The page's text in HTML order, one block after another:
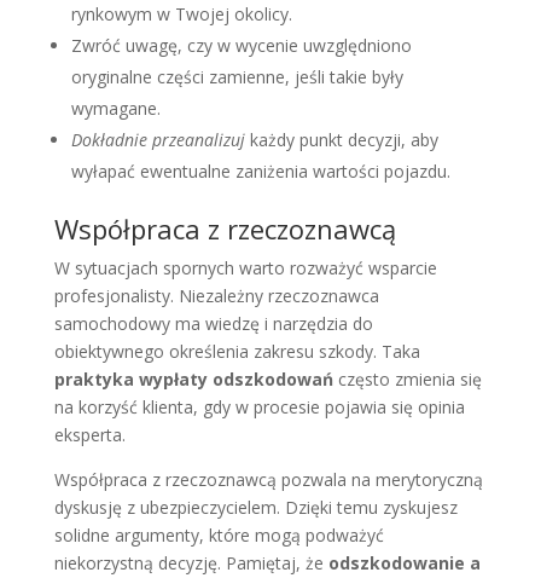
rynkowym w Twojej okolicy.
Zwróć uwagę, czy w wycenie uwzględniono
oryginalne części zamienne, jeśli takie były
wymagane.
Dokładnie przeanalizujkażdy punkt decyzji, aby
wyłapać ewentualne zaniżenia wartości pojazdu.
Współpraca z rzeczoznawcą
W sytuacjach spornych warto rozważyć wsparcie
profesjonalisty. Niezależny rzeczoznawca
samochodowy ma wiedzę i narzędzia do
obiektywnego określenia zakresu szkody. Taka
praktyka wypłaty odszkodowańczęsto zmienia się
na korzyść klienta, gdy w procesie pojawia się opinia
eksperta.
Współpraca z rzeczoznawcą pozwala na merytoryczną
dyskusję z ubezpieczycielem. Dzięki temu zyskujesz
solidne argumenty, które mogą podważyć
niekorzystną decyzję. Pamiętaj, że odszkodowanie a